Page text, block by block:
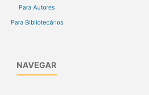
Para Autores
Para Bibliotecários
NAVEGAR